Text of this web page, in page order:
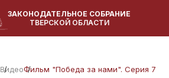
ЗАКОНОДАТЕЛЬНОЕ СОБРАНИЕ
ТВЕРСКОЙ ОБЛАСТИ
ВидеоФильм "Победа за нами". Серия 7